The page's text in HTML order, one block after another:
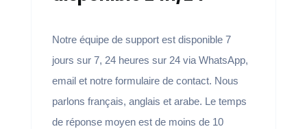
Notre équipe de support est disponible 7
jours sur 7, 24 heures sur 24 via WhatsApp,
email et notre formulaire de contact. Nous
parlons français, anglais et arabe. Le temps
de réponse moyen est de moins de 10